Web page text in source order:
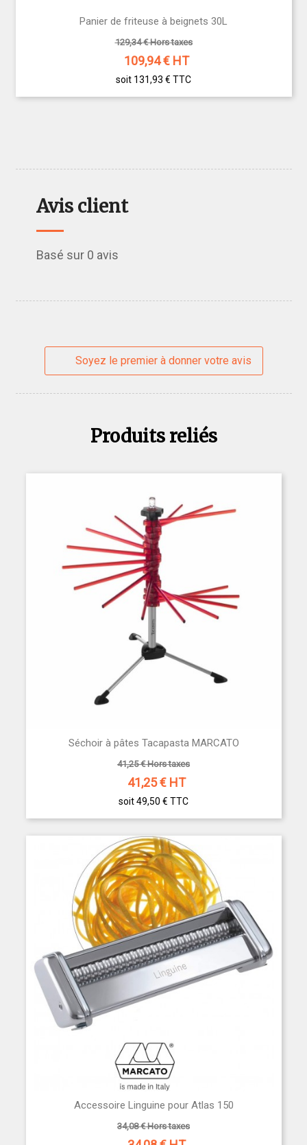
Panier de friteuse à beignets 30L
129,34 € Hors taxes
109,94€ HT
soit 131,93 € TTC
Avis client
Basé sur 0 avis
Soyez le premier à donner votre avis
Produits reliés
Séchoir à pâtes Tacapasta MARCATO
41,25 € Hors taxes
41,25€ HT
soit 49,50 € TTC
Accessoire Linguine pour Atlas 150
34,08 € Hors taxes